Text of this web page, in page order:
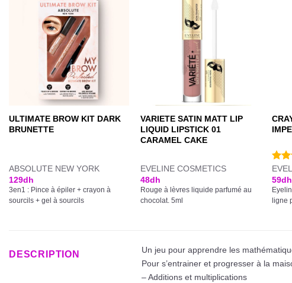
ULTIMATE BROW KIT DARK
BRUNETTE
ABSOLUTE NEW YORK
129dh
3en1 : Pince à épiler + crayon à
sourcils + gel à sourcils
VARIETE SATIN MATT LIP
LIQUID LIPSTICK 01
CARAMEL CAKE
EVELINE COSMETICS
48dh
Rouge à lèvres liquide parfumé au
chocolat. 5ml
Note
sur 5
59dh
ligne
DESCRIPTION
Un jeu pour apprendre les
Pour s’entrainer et progresser à la
– Additions et multiplications